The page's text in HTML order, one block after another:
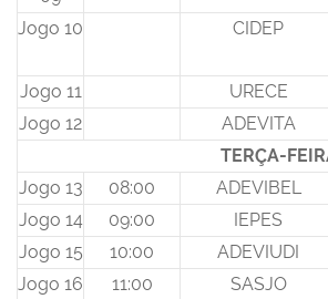
Jogo 10
CIDEP
Jogo 11 URECE
Jogo 12
ADEVITA
TERÇA-
Jogo 13
08:00 ADEVIBEL
Jogo 14
09:00 IEPES
Jogo 15
10:00 ADEVIUDI
Jogo 16
11:00 SASJO